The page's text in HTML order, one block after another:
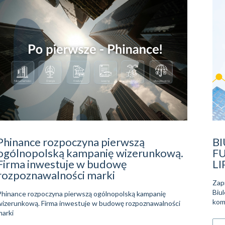
rozpoczyna pierwszą
kampanię wizerunkową.
inwestuje w budowę
marki
rozpoczyna pierwszą ogólnopolską kampanię
Firma inwestuje w budowę rozpoznawalności